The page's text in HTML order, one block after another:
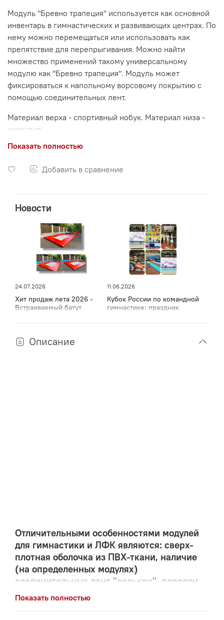
Добавить в сравнение
Модуль "Бревно трапеция" используется как основной
инвентарь в гимнастических и развивающих центрах. По
нему можно перемещаться или использовать как
препятствие для перепрыгивания. Можно найти
множество применений такому универсальному
модулю как "Бревно трапеция". Модуль может
фиксироваться к напольному ворсовому покрытию с
помощью соединительных лент.
Материал верха - спортивный нобук. Материал низа -
антислип.
ПВХ-ткань плотностью 630-650 гр/м.кв предоставляет
которые могут использовать даже взрослые подростки.
повышенной жесткости отлично подходит для
разных возрастов, лечебной физкультуры (ЛФК).
ТОВАР СООТВЕТСТВУЕТ ЕВРОПЕЙСКОМУ СТАНДАРТУ.
Показать полностью
Новости
24.07.2026
Хит продаж лета 2026 -
Встраиваемый батут
11.06.2026
Кубок России по командной
гимнастике: праздник
Описание
Отличительными особенностями модулей
для гимнастики и ЛФК являются: сверх-
плотная оболочка из ПВХ-ткани, наличие
(на определенных модулях)
соединительных лент "велькро", поролон
повышенной жёсткости.
Показать полностью